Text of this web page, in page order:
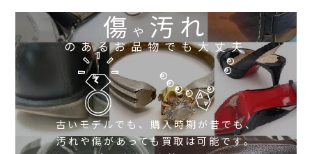
傷や 汚れ
のあるお品物でも大丈夫
古いモデルでも、購入時期が昔でも、
汚れや傷があっても買取は可能です。